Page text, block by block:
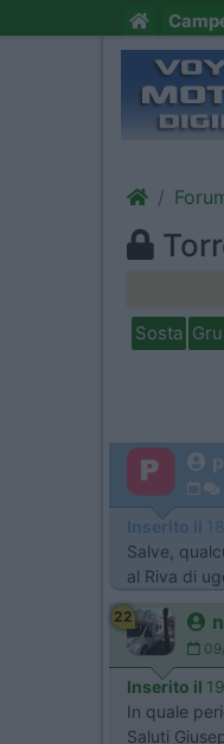
Sosta
Inserito il
Salve,
al Riva di
22
Inserito il
In quale
Saluti